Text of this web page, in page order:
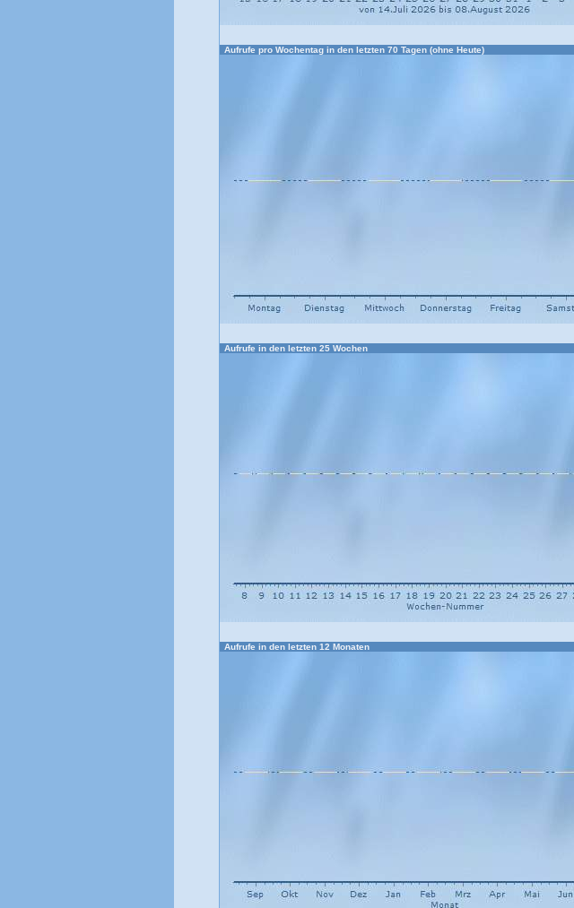
Aufrufe pro Wochentag in den letzten 70 Tagen (ohne Heute)
Aufrufe in den letzten 25 Wochen
Aufrufe in den letzten 12 Monaten